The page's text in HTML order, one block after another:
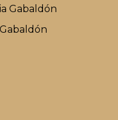
Gabaldón